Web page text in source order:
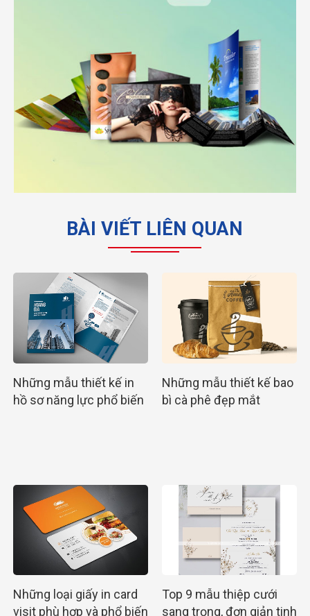
BÀI VIẾT LIÊN QUAN
Những mẫu thiết kế in
hồ sơ năng lực phổ biến
Những mẫu thiết kế bao
bì cà phê đẹp mắt
Những loại giấy in card
visit phù hợp và phổ biến
Top 9 mẫu thiệp cưới
sang trọng, đơn giản tinh